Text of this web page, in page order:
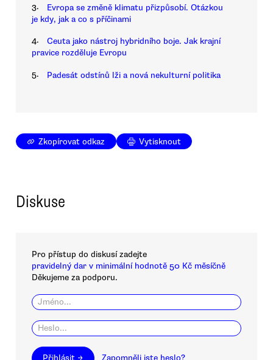
3.
Evropa se změně klimatu přizpůsobí. Otázkou
je kdy, jak a co s příčinami
4.
Ceuta jako nástroj hybridního boje. Jak krajní
pravice rozděluje Evropu
5. Padesát odstínů lži a nová nekulturní politika
Zkopírovat odkaz Vytisknout
Diskuse
Pro přístup do diskusí zadejte
pravidelný dar v minimální hodnotě 50 Kč měsíčně
Děkujeme za podporu.
Přihlásit → Zapomněli jste heslo?